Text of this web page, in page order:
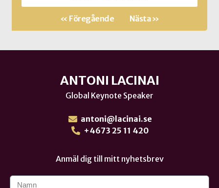
« Föregående Nästa »
ANTONI LACINAI
Global Keynote Speaker
antoni@lacinai.se
+4673 25 11 420
Anmäl dig till mitt nyhetsbrev